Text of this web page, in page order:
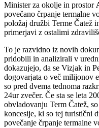
Minister za okolje in prostor
povečano črpanje termalne
položaj družbi Terme Čatež
primerjavi z ostalimi
To je razvidno iz novih
pridobili in analizirali v
dokazujejo, da se Vizjak in
dogovarjata o več milijonov
so pred dvema tednoma
24ur zvečer. Če sta se leta
obvladovanju Term Čatež,
koncesije, ki so tej turistični
povečanje črpanje termalne